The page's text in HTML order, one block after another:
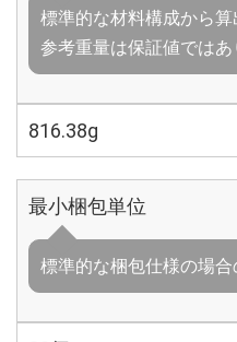
標準的な材料構成から算
参考重量は保証値ではあ
816.38g
最小梱包単位
標準的な梱包仕様の場合